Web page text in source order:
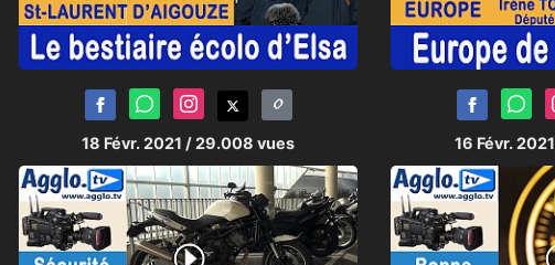
18 Févr. 2021 / 29.008 vues 16 Févr. 2021